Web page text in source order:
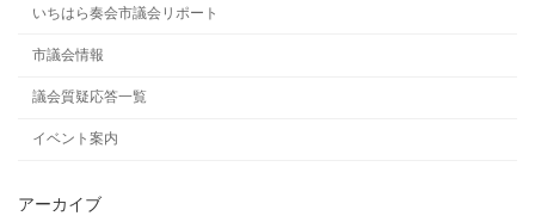
いちはら奏会市議会リポート
市議会情報
議会質疑応答一覧
イベント案内
アーカイブ